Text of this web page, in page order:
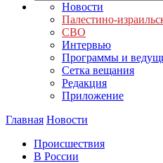
Новости
Палестино-
СВО
Интервью
Программы и
Сетка вещания
Редакция
Приложение
Главная Новости
Происшествия
В России